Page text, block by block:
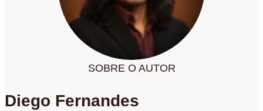
SOBRE O AUTOR
Diego Fernandes